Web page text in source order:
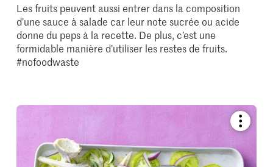
Les fruits peuvent aussi entrer dans la composition
d’une sauce à salade car leur note sucrée ou acide
donne du peps à la recette. De plus, c’est une
formidable manière d’utiliser les restes de fruits.
#nofoodwaste
recipe
add
it